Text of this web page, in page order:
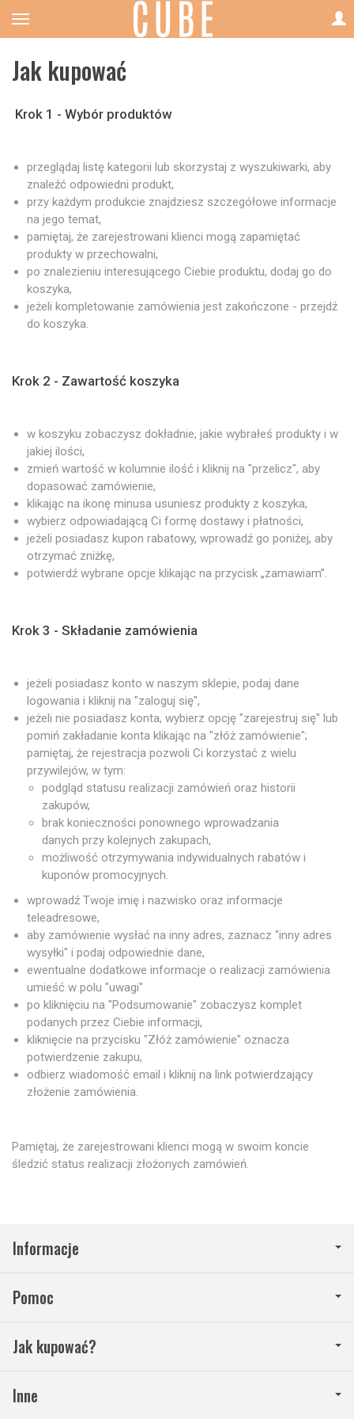
Jak kupować
Krok 1 - Wybór produktów
przeglądaj listę kategorii lub skorzystaj z wyszukiwarki, aby
znaleźć odpowiedni produkt,
przy każdym produkcie znajdziesz szczegółowe informacje
na jego temat,
pamiętaj, że zarejestrowani klienci mogą zapamiętać
produkty w przechowalni,
po znalezieniu interesującego Ciebie produktu, dodaj go do
koszyka,
jeżeli kompletowanie zamówienia jest zakończone - przejdź
do koszyka.
Krok 2 - Zawartość koszyka
w koszyku zobaczysz dokładnie, jakie wybrałeś produkty i w
jakiej ilości,
zmień wartość w kolumnie ilość i kliknij na "przelicz", aby
dopasować zamówienie,
klikając na ikonę minusa usuniesz produkty z koszyka,
wybierz odpowiadającą Ci formę dostawy i płatności,
jeżeli posiadasz kupon rabatowy, wprowadź go poniżej, aby
otrzymać zniżkę,
potwierdź wybrane opcje klikając na przycisk „zamawiam”.
Krok 3 - Składanie zamówienia
jeżeli posiadasz konto w naszym sklepie, podaj dane
logowania i kliknij na "zaloguj się",
jeżeli nie posiadasz konta, wybierz opcję "zarejestruj się" lub
pomiń zakładanie konta klikając na "złóż zamówienie";
pamiętaj, że rejestracja pozwoli Ci korzystać z wielu
przywilejów, w tym:
podgląd statusu realizacji zamówień oraz historii
zakupów,
brak konieczności ponownego wprowadzania
danych przy kolejnych zakupach,
możliwość otrzymywania indywidualnych rabatów i
kuponów promocyjnych.
wprowadź Twoje imię i nazwisko oraz informacje
teleadresowe,
aby zamówienie wysłać na inny adres, zaznacz "inny adres
wysyłki" i podaj odpowiednie dane,
ewentualne dodatkowe informacje o realizacji zamówienia
umieść w polu "uwagi"
po kliknięciu na "Podsumowanie" zobaczysz komplet
podanych przez Ciebie informacji,
kliknięcie na przycisku "Złóż zamówienie" oznacza
potwierdzenie zakupu,
odbierz wiadomość email i kliknij na link potwierdzający
złożenie zamówienia.
Pamiętaj, że zarejestrowani klienci mogą w swoim koncie
śledzić status realizacji złożonych zamówień.
Informacje
Pomoc
Jak kupować?
Inne